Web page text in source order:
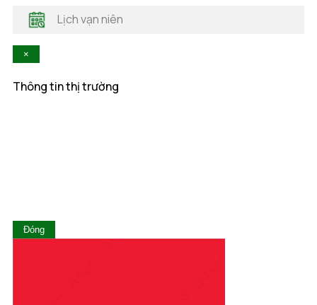
Hòa Bình
Lai Châu
Lịch vạn niên
×
Thông tin thị trường
Đóng